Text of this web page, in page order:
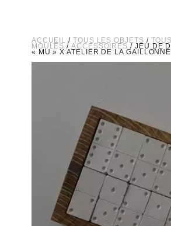
ACCUEIL / TOUS LES OBJETS /
MOULÉS /ACCESSOIRES / JEU DE
« MU » X ATELIER DE LA GAILLONNE